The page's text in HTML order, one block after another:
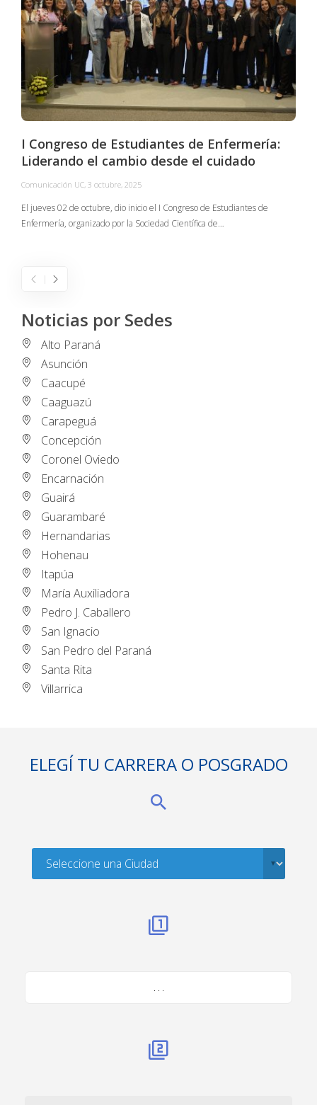
I Congreso de Estudiantes de Enfermería:
Liderando el cambio desde el cuidado
Comunicación UC, 3 octubre, 2025
El jueves 02 de octubre, dio inicio el I Congreso de Estudiantes de
Enfermería, organizado por la Sociedad Científica de…
Noticias por Sedes
Alto Paraná
Asunción
Caacupé
Caaguazú
Carapeguá
Concepción
Coronel Oviedo
Encarnación
Guairá
Guarambaré
Hernandarias
Hohenau
Itapúa
María Auxiliadora
Pedro J. Caballero
San Ignacio
San Pedro del Paraná
Santa Rita
Villarrica
ELEGÍ TU CARRERA O POSGRADO